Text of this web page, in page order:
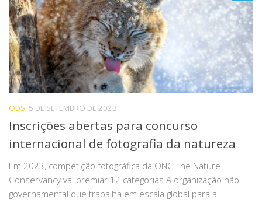
ODS 5 DE SETEMBRO DE 2023
Inscrições abertas para concurso
internacional de fotografia da natureza
Em 2023, competição fotográfica da ONG The Nature
Conservancy vai premiar 12 categorias A organização não
governamental que trabalha em escala global para a